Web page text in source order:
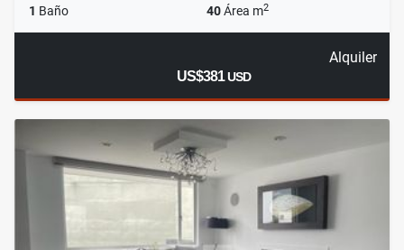
1 Baño 40Área m2
Alquiler
US$381USD